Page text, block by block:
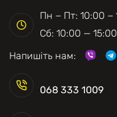
068 333 1009
Пн − Пт: 10:00 −
Сб: 10:00 —
Напишіть нам: